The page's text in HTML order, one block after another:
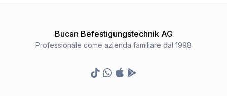
Bucan Befestigungstechnik AG
Professionale come azienda familiare dal 1998
TikTokWhatsapp
Appstore
Google Play Store